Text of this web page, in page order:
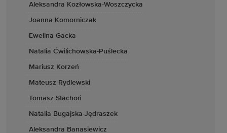
Aleksandra Kozłowska-Woszczycka
Joanna Komorniczak
Ewelina Gacka
Natalia Ćwilichowska-Puślecka
Mariusz Korzeń
Mateusz Rydlewski
Tomasz Stachoń
Natalia Bugajska-Jędraszek
Aleksandra Banasiewicz